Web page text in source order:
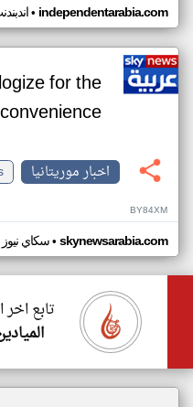
• independentarabia.com
for the
اخبار موريتانيا
BY84XM
سكاي نيوز• skynewsarabia.com
تابع